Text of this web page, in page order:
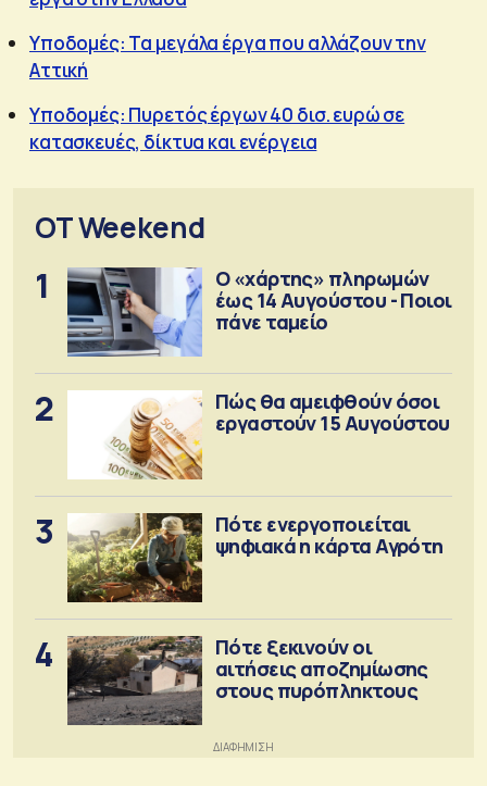
Υποδομές: Τα μεγάλα έργα που αλλάζουν την
Αττική
Υποδομές: Πυρετός έργων 40 δισ. ευρώ σε
κατασκευές, δίκτυα και ενέργεια
OT Weekend
1
Ο «χάρτης» πληρωμών
έως 14 Αυγούστου - Ποιοι
πάνε ταμείο
2
Πώς θα αμειφθούν όσοι
εργαστούν 15 Αυγούστου
3
Πότε ενεργοποιείται
ψηφιακά η κάρτα Αγρότη
4
Πότε ξεκινούν οι
αιτήσεις αποζημίωσης
στους πυρόπληκτους